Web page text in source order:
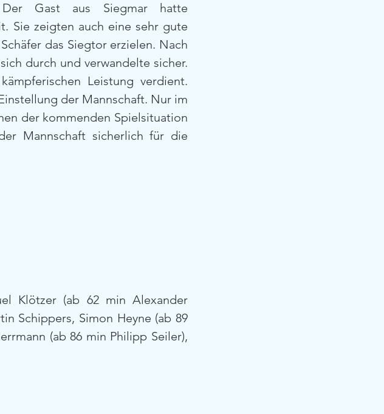
Gast aus Siegmar hatte
Sie zeigten auch eine sehr gute
das Siegtor erzielen. Nach
durch und verwandelte sicher.
Leistung verdient.
der Mannschaft. Nur im
der kommenden Spielsituation
Mannschaft sicherlich für die
Klötzer (ab 62 min Alexander
Schippers, Simon Heyne (ab 89
(ab 86 min Philipp Seiler),